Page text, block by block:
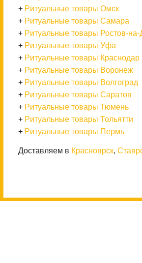
+ Ритуальные товары Омск
+ Ритуальные товары Самара
+ Ритуальные товары Ростов-на-
+ Ритуальные товары Уфа
+ Ритуальные товары Краснодар
+ Ритуальные товары Воронеж
+ Ритуальные товары Волгоград
+ Ритуальные товары Саратов
+ Ритуальные товары Тюмень
+ Ритуальные товары Тольятти
+ Ритуальные товары Пермь
Доставляем в Красноярск,